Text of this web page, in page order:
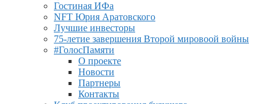
Гостиная ИФа
NFT Юрия Аратовского
Лучшие инвесторы
75-летие завершения Второй мировоой войны
#ГолосПамяти
О проекте
Новости
Партнеры
Контакты